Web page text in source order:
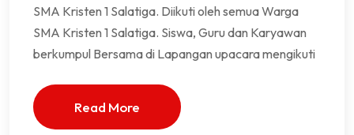
SMA Kristen 1 Salatiga. Diikuti oleh semua Warga
SMA Kristen 1 Salatiga. Siswa, Guru dan Karyawan
berkumpul Bersama di Lapangan upacara mengikuti
Read More